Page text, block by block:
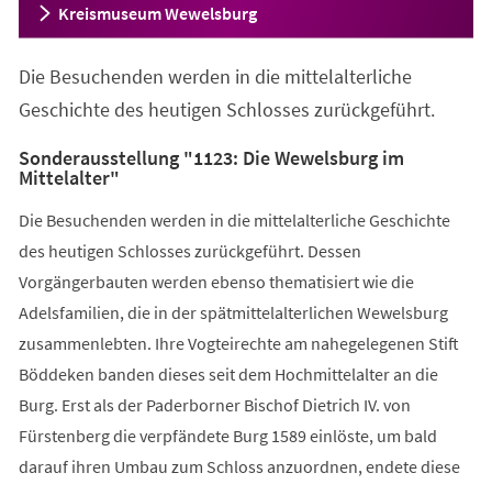
Kreismuseum Wewelsburg
Die Besuchenden werden in die mittelalterliche
Geschichte des heutigen Schlosses zurückgeführt.
Sonderausstellung "1123: Die Wewelsburg im
Mittelalter"
Die Besuchenden werden in die mittelalterliche Geschichte
des heutigen Schlosses zurückgeführt. Dessen
Vorgängerbauten werden ebenso thematisiert wie die
Adelsfamilien, die in der spätmittelalterlichen Wewelsburg
zusammenlebten. Ihre Vogteirechte am nahegelegenen Stift
Böddeken banden dieses seit dem Hochmittelalter an die
Burg. Erst als der Paderborner Bischof Dietrich IV. von
Fürstenberg die verpfändete Burg 1589 einlöste, um bald
darauf ihren Umbau zum Schloss anzuordnen, endete diese